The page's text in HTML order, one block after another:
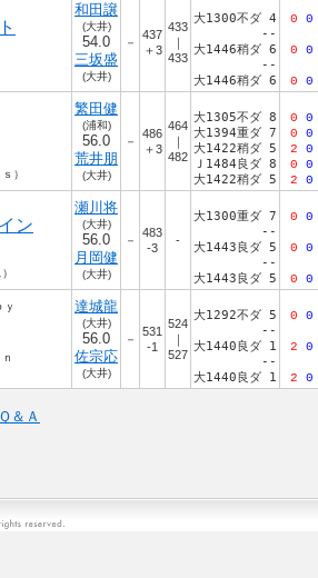
和田譲
(大井)
54.0
三坂盛
(大井)
－
437
＋3
433
｜
433
大1300不ダ 4
--
大1446稍ダ 6
--
大1446稍ダ 6
0 0
0 0
0 0
）
繁田健
(浦和)
56.0
荒井朋
(大井)
－
486
＋3
464
｜
482
大1305不ダ 8
大1394重ダ 7
大1422稍ダ 5
Ｊ1484良ダ 8
大1422稍ダ 5
0 0
0 0
2 0
0 0
2 0
ン
瀬川将
(大井)
56.0
月岡健
(大井)
－
483
-3
-
大1300重ダ 7
--
大1443良ダ 5
--
大1443良ダ 5
0 0
0 0
0 0
達城龍
(大井)
56.0
佐宗応
(大井)
－
531
-1
524
｜
527
大1292不ダ 5
--
大1440良ダ 1
--
大1440良ダ 1
0 0
2 0
2 0
＆Ａ